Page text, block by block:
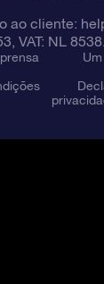
ao cliente:
VAT: NL